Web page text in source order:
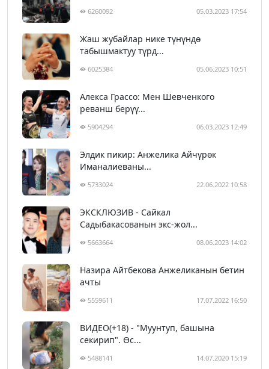
6260092 05.03.2023 17:54
Жаш жубайлар нике түнүндө
табышмактуу түрд...
6025384 05.06.2023 10:51
Алекса Грассо: Мен Шевченкого
реванш берүү...
5904294 06.03.2023 12:49
Элдик пикир: Анжелика Айчүрөк
Иманалиеваны...
5733024 22.06.2022 10:58
ЭКСКЛЮЗИВ - Сайкал
Садыбакасованын экс-жол...
5663664 08.06.2023 14:02
Назира Айтбекова Анжеликанын бетин
ачты
5559611 17.07.2022 16:50
ВИДЕО(+18) - "Муунтуп, башына
секирип". Өс...
5488141 14.07.2020 15:19